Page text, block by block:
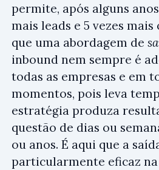
permite, após alguns
mais leads e 5 vezes mais
que uma abordagem de
inbound nem sempre é
todas as empresas e em
momentos, pois leva
estratégia produza
questão de dias ou
ou anos. É aqui que a
particularmente eficaz